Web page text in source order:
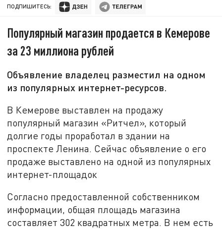
ПОДПИШИТЕСЬ:
Популярный магазин продается в Кемерове
за 23 миллиона рублей
Объявление владелец разместил на одном
из популярных интернет-ресурсов.
В Кемерове выставлен на продажу
популярный магазин «Ритчел», который
долгие годы проработал в здании на
проспекте Ленина. Сейчас объявление о его
продаже выставлено на одной из популярных
интернет-площадок
Согласно предоставленной собственником
информации, общая площадь магазина
составляет 302 квадратных метра. В нем есть